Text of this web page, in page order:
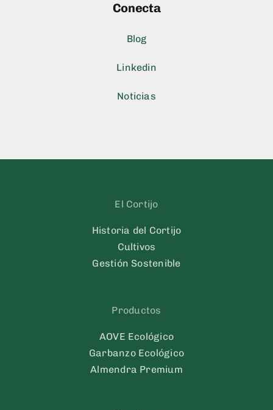
Conecta
Blog
Linkedin
Noticias
El Cortijo
Historia del Cortijo
Cultivos
Gestión Sostenible
Productos
AOVE Ecológico
Garbanzo Ecológico
Almendra Premium